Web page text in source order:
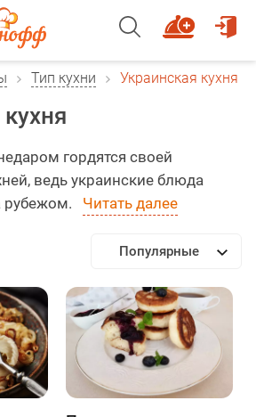
Тип кухни Украинская кухня
гордятся своей
ведь украинские блюда
рубежом.
Читать далее
Популярные